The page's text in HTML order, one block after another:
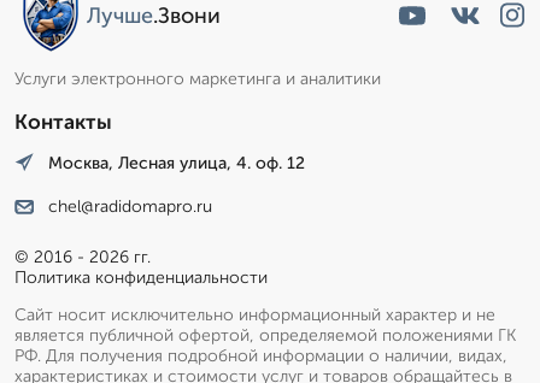
Лучше.Звони
Услуги электронного маркетинга и аналитики
Контакты
Москва, Лесная улица, 4. оф. 12
chel@radidomapro.ru
© 2016 - 2026 гг.
Политика конфиденциальности
Сайт носит исключительно информационный характер и не
является публичной офертой, определяемой положениями ГК
РФ. Для получения подробной информации о наличии, видах,
характеристиках и стоимости услуг и товаров обращайтесь в